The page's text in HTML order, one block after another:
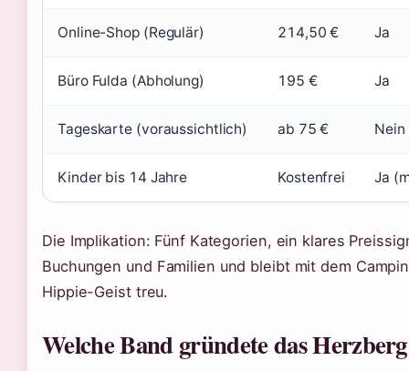
Online-Shop (Regulär) 214,50 € Ja
Büro Fulda (Abholung) 195 € Ja
Tageskarte (voraussichtlich) ab 75 € Nein
Kinder bis 14 Jahre Kostenfrei Ja
Die Implikation: Fünf Kategorien, ein klares
Buchungen und Familien und bleibt mit dem
Hippie-Geist treu.
Welche Band gründete das